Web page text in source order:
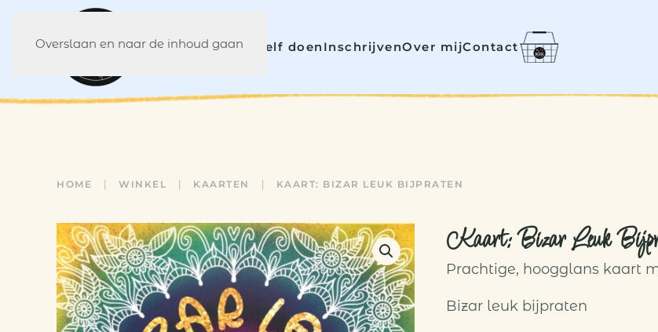
Overslaan en naar de inhoud gaan
HomeLaten doen Zelf doenInschrijvenOver mijContact
HOME WINKEL KAARTEN KAART: BIZAR LEUK BIJPRATEN
Kaart: Bizar Leuk
Prachtige, hoogglans kaart
Bizar leuk bijpraten